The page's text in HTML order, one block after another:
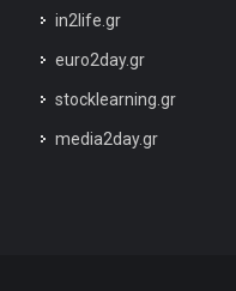
in2life.gr
euro2day.gr
stocklearning.gr
media2day.gr